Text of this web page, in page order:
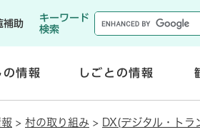
メニューを飛ばして本
補助
キーワード
検索
の情報 しごとの情報
く
> 村の取り組み > DX(デジタル・ト